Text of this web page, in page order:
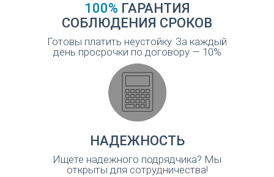
100% ГАРАНТИЯ
СОБЛЮДЕНИЯ СРОКОВ
Готовы платить неустойку. За каждый
день просрочки по договору — 10%
НАДЕЖНОСТЬ
Ищете надежного подрядчика? Мы
открыты для сотрудничества!